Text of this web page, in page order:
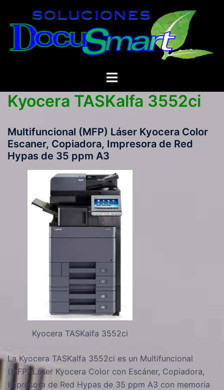
contenido
Alternar
Kyocera TASKalfa 3552ci
Multifuncional (MFP) Láser Kyocera Color
Escaner, Copiadora, Impresora de Red
Hypas de 35 ppm A3
Kyocera TASKalfa 3552ci
La Kyocera TASKalfa 3552ci es un Multifuncional
(MFP) Láser Kyocera Color con Escáner, Copiadora,
Impresora de Red Hypas de 35 ppm A3 con memoria